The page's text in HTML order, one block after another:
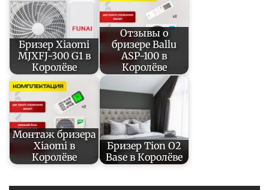
Бризер Xiaomi
MJXFJ-300 G1 в
Королёве
Отзывы о
бризере Ballu
ASP-100 в
Королёве
Монтаж бризера
Xiaomi в
Королёве
Бризер Tion O2
Base в Королёве